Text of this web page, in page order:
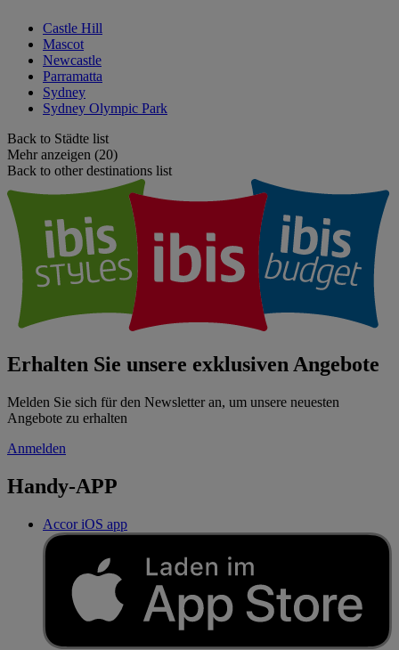
Castle Hill
Mascot
Newcastle
Parramatta
Sydney
Sydney Olympic Park
Back to Städte list
Mehr anzeigen (20)
Back to other destinations list
Erhalten Sie unsere exklusiven Angebote
Melden Sie sich für den Newsletter an, um unsere neuesten
Angebote zu erhalten
Anmelden
Handy-APP
Accor iOS app